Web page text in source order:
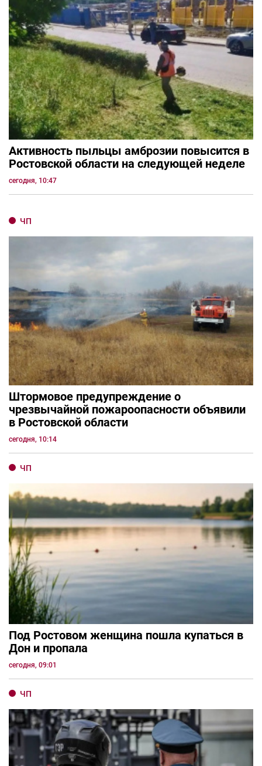
Активность пыльцы амброзии повысится в
Ростовской области на следующей неделе
сегодня, 10:47
ЧП
Штормовое предупреждение о
чрезвычайной пожароопасности объявили
в Ростовской области
сегодня, 10:14
ЧП
Под Ростовом женщина пошла купаться в
Дон и пропала
сегодня, 09:01
ЧП